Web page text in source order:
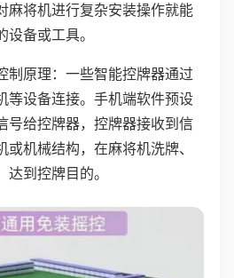
麻将机进行复杂安装操作就能
备或工具。
制原理：一些智能控牌器通过
等设备连接。手机端软件预设
号给控牌器，控牌器接收到信
机械结构，在麻将机洗牌、
到控牌目的。